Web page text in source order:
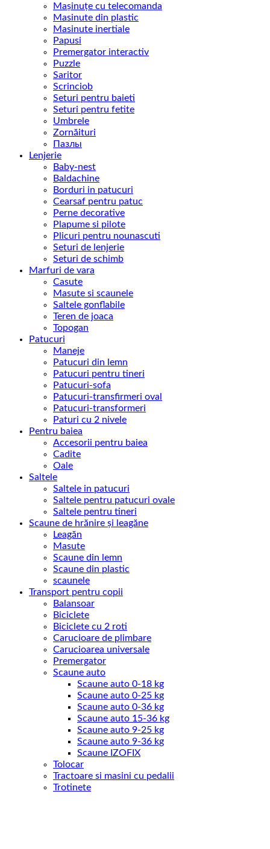
Mașinuțe cu telecomanda
Masinute din plastic
Masinute inertiale
Papusi
Premergator interactiv
Puzzle
Saritor
Scrinciob
Seturi pentru baieti
Seturi pentru fetite
Umbrele
Zornăituri
Пазлы
Lenjerie
Baby-nest
Baldachine
Borduri in patucuri
Cearsaf pentru patuc
Perne decorative
Plapume si pilote
Plicuri pentru nounascuti
Seturi de lenjerie
Seturi de schimb
Marfuri de vara
Casute
Masute si scaunele
Saltele gonflabile
Teren de joaca
Topogan
Patucuri
Maneje
Patucuri din lemn
Patucuri pentru tineri
Patucuri-sofa
Patucuri-transfirmeri oval
Patucuri-transformeri
Paturi cu 2 nivele
Pentru baiea
Accesorii pentru baiea
Cadite
Oale
Saltele
Saltele in patucuri
Saltele pentru patucuri ovale
Saltele pentru tineri
Scaune de hrănire și leagăne
Leagăn
Masute
Scaune din lemn
Scaune din plastic
scaunele
Transport pentru copii
Balansoar
Biciclete
Biciclete cu 2 roti
Carucioare de plimbare
Carucioarea universale
Premergator
Scaune auto
Scaune auto 0-18 kg
Scaune auto 0-25 kg
Scaune auto 0-36 kg
Scaune auto 15-36 kg
Scaune auto 9-25 kg
Scaune auto 9-36 kg
Scaune IZOFIX
Tolocar
Tractoare si masini cu pedalii
Trotinete